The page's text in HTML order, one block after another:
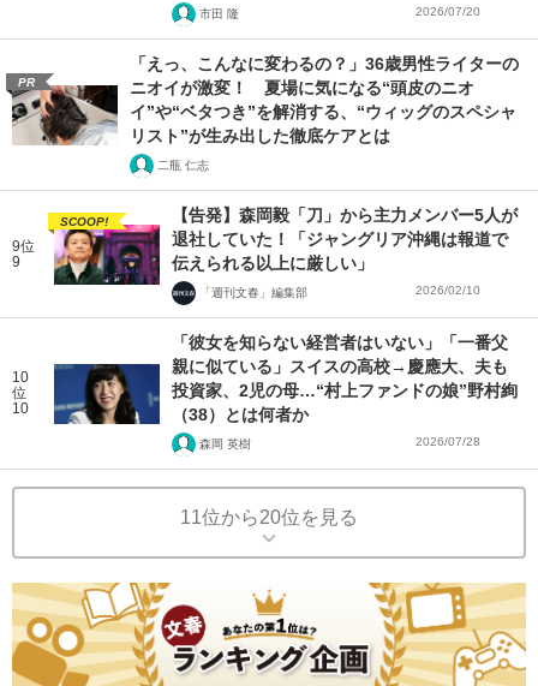
市田 隆 2026/07/20
PR
「えっ、こんなに変わるの？」36歳男性ライターの
ニオイが激変！ 夏場に気になる“頭皮のニオ
イ”や“ベタつき”を解消する、“ウィッグのスペシャ
リスト”が生み出した徹底ケアとは
二瓶 仁志
9位
9
SCOOP!
【告発】森岡毅「刀」から主力メンバー5人が
退社していた！「ジャングリア沖縄は報道で
伝えられる以上に厳しい」
「週刊文春」編集部 2026/02/10
10
位
10
「彼女を知らない経営者はいない」「一番父
親に似ている」スイスの高校→慶應大、夫も
投資家、2児の母…“村上ファンドの娘”野村絢
（38）とは何者か
森岡 英樹 2026/07/28
11位から20位を見る